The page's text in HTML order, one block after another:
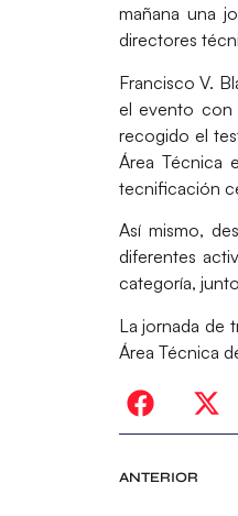
mañana una
directores
Francisco V.
el evento con
recogido el
Área Técnica
tecnificación
Así mismo,
diferentes
categoría,
La jornada de
Área Técnica
ANTERIOR